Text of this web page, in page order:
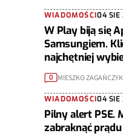
WIADOMOŚCI04 SIE
W Play biją się
Samsungiem.
najchętniej
telefony
0 MIESZKO ZAGAŃCZYK
WIADOMOŚCI04 SIE
Pilny alert PSE.
zabraknąć prądu